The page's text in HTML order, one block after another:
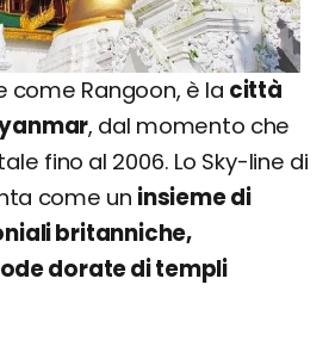
come Rangoon, è la città
, dal momento che
fino al 2006. Lo Sky-line di
come un insieme di
britanniche,
dorate di templi